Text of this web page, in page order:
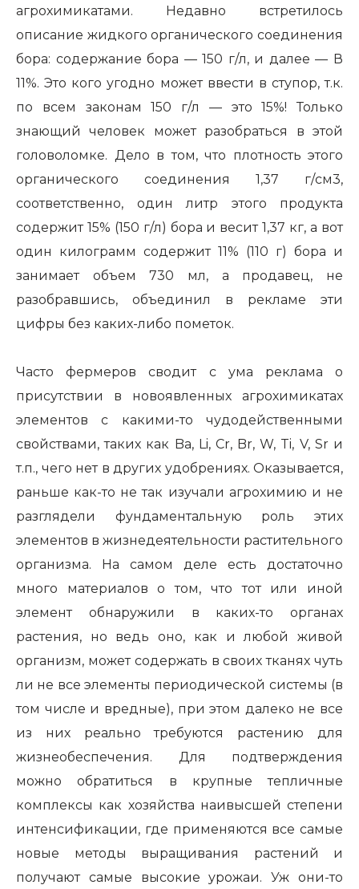
агрохимикатами. Недавно встретилось
описание жидкого органического соединения
бора: содержание бора — 150 г/л, и далее — В
11%. Это кого угодно может ввести в ступор, т.к.
по всем законам 150 г/л — это 15%! Только
знающий человек может разобраться в этой
головоломке. Дело в том, что плотность этого
органического соединения 1,37 г/см3,
соответственно, один литр этого продукта
содержит 15% (150 г/л) бора и весит 1,37 кг, а вот
один килограмм содержит 11% (110 г) бора и
занимает объем 730 мл, а продавец, не
разобравшись, объединил в рекламе эти
цифры без каких-либо пометок.
Часто фермеров сводит с ума реклама о
присутствии в новоявленных агрохимикатах
элементов с какими-то чудодейственными
свойствами, таких как Ba, Li, Cr, Br, W, Ti, V, Sr и
т.п., чего нет в других удобрениях. Оказывается,
раньше как-то не так изучали агрохимию и не
разглядели фундаментальную роль этих
элементов в жизнедеятельности растительного
организма. На самом деле есть достаточно
много материалов о том, что тот или иной
элемент обнаружили в каких-то органах
растения, но ведь оно, как и любой живой
организм, может содержать в своих тканях чуть
ли не все элементы периодической системы (в
том числе и вредные), при этом далеко не все
из них реально требуются растению для
жизнеобеспечения. Для подтверждения
можно обратиться в крупные тепличные
комплексы как хозяйства наивысшей степени
интенсификации, где применяются все самые
новые методы выращивания растений и
получают самые высокие урожаи. Уж они-то